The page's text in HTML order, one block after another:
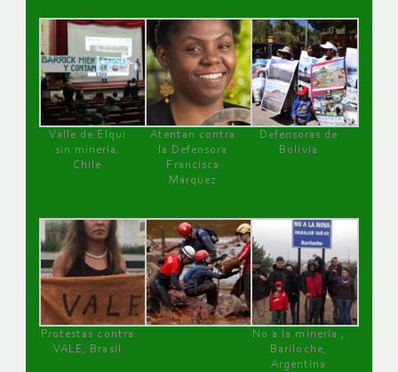
Valle de Elqui
sin minería.
Chile
Atentan contra
la Defensora
Francisca
Márquez
Defensoras de
Bolivia
Protestas contra
VALE, Brasil
No a la minería ,
Bariloche,
Argentina